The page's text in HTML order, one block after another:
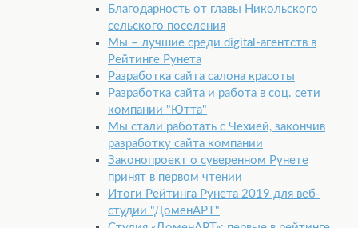
Благодарность от главы Никольского
сельского поселения
Мы – лучшие среди digital-агентств в
Рейтинге Рунета
Разработка сайта салона красоты
Разработка сайта и работа в соц. сети
компании "Ютта"
Мы стали работать с Чехией, закончив
разработку сайта компании
Законопроект о суверенном Рунете
принят в первом чтении
Итоги Рейтинга Рунета 2019 для веб-
студии "ДоменАРТ"